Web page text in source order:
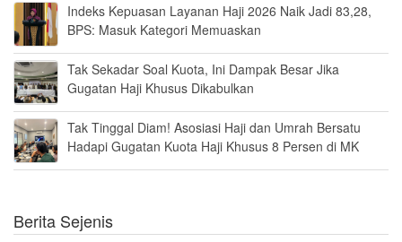
Indeks Kepuasan Layanan Haji 2026 Naik Jadi 83,28,
BPS: Masuk Kategori Memuaskan
Tak Sekadar Soal Kuota, Ini Dampak Besar Jika
Gugatan Haji Khusus Dikabulkan
Tak Tinggal Diam! Asosiasi Haji dan Umrah Bersatu
Hadapi Gugatan Kuota Haji Khusus 8 Persen di MK
Berita Sejenis